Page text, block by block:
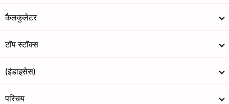
कैलकुलेटर
टॉप स्टॉक्स
(इंडाइसेस)
परिचय